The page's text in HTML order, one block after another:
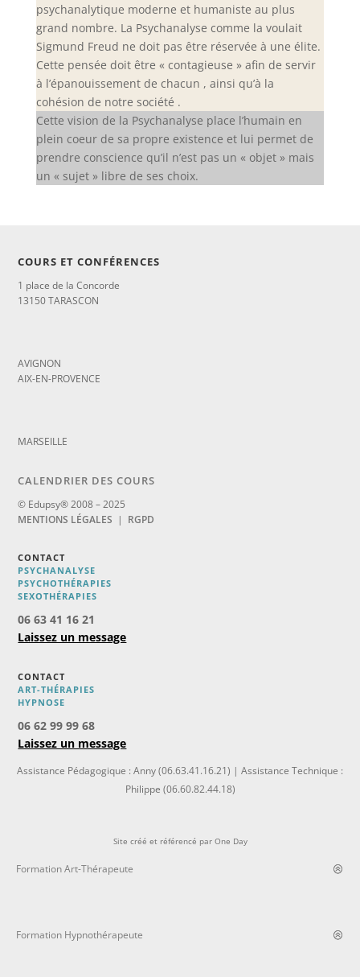
psychanalytique moderne et humaniste au plus
grand nombre. La Psychanalyse comme la voulait
Sigmund Freud ne doit pas être réservée à une élite.
Cette pensée doit être « contagieuse » afin de servir
à l’épanouissement de chacun , ainsi qu’à la
cohésion de notre société .
Cette vision de la Psychanalyse place l’humain en
plein coeur de sa propre existence et lui permet de
prendre conscience qu’il n’est pas un « objet » mais
un « sujet » libre de ses choix.
COURS ET CONFÉRENCES
1 place de la Concorde
13150 TARASCON
AVIGNON
AIX-EN-PROVENCE
MARSEILLE
CALENDRIER DES COURS
© Edupsy® 2008 – 2025
MENTIONS LÉGALES | RGPD
CONTACT
PSYCHANALYSE
PSYCHOTHÉRAPIES
SEXOTHÉRAPIES
06 63 41 16 21
Laissez un message
CONTACT
ART-THÉRAPIES
HYPNOSE
06 62 99 99 68
Laissez un message
Assistance Pédagogique : Anny (06.63.41.16.21) | Assistance Technique :
Philippe (06.60.82.44.18)
Site créé et référencé par One Day
Formation Art-Thérapeute
Formation Hypnothérapeute